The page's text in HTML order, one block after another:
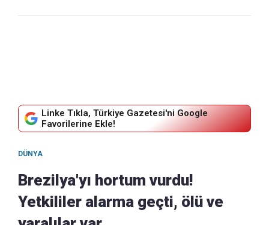
Linke Tıkla, Türkiye Gazetesi'ni Google
Favorilerine Ekle!
DÜNYA
Brezilya'yı hortum vurdu!
Yetkililer alarma geçti, ölü ve